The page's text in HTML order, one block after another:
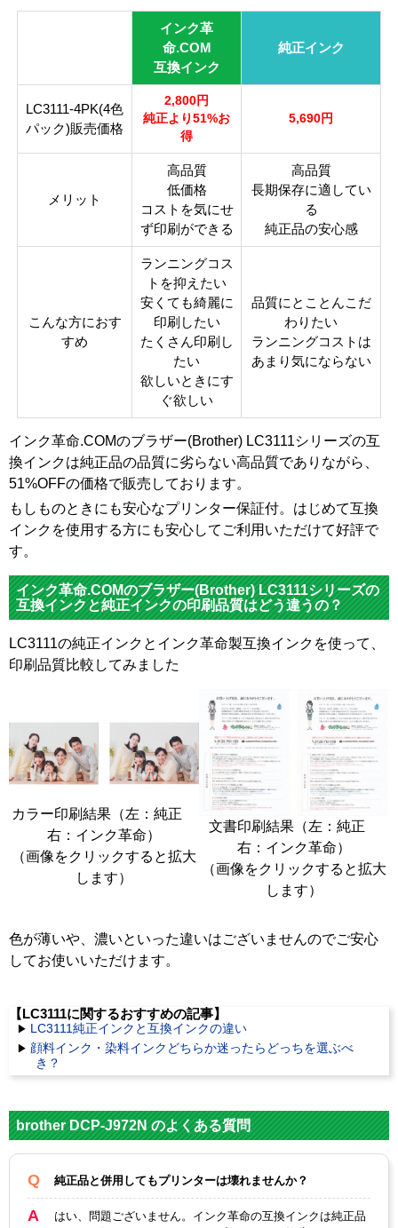
染料
イプ
互換インク
インク革
命.COM
互換インク
純正インク
LC3111-4PK(4色
パック)販売価格
2,800円
純正より51%お
得
5,690円
メリット
高品質
低価格
コストを気にせ
ず印刷ができる
高品質
長期保存に適してい
る
純正品の安心感
こんな方におす
すめ
ランニングコス
トを抑えたい
安くても綺麗に
印刷したい
たくさん印刷し
たい
欲しいときにす
ぐ欲しい
品質にとことんこだ
わりたい
ランニングコストは
あまり気にならない
インク革命.COMのブラザー(Brother) LC3111シリーズの互
換インクは純正品の品質に劣らない高品質でありながら、
51%OFFの価格で販売しております。
もしものときにも安心なプリンター保証付。はじめて互換
インクを使用する方にも安心してご利用いただけて好評で
す。
インク革命.COMのブラザー(Brother) LC3111シリーズの
互換インクと純正インクの印刷品質はどう違うの？
LC3111の純正インクとインク革命製互換インクを使って、
印刷品質比較してみました
カラー印刷結果（左：純正
右：インク革命）
（画像をクリックすると拡大
します）
文書印刷結果（左：純正
右：インク革命）
（画像をクリックすると拡大
します）
色が薄いや、濃いといった違いはございませんのでご安心
してお使いいただけます。
【LC3111に関するおすすめの記事】
LC3111純正インクと互換インクの違い
顔料インク・染料インクどちらか迷ったらどっちを選ぶべ
き？
brother DCP-J972N のよくある質問
純正品と併用してもプリンターは壊れませんか？
はい、問題ございません。インク革命の互換インクは純正品